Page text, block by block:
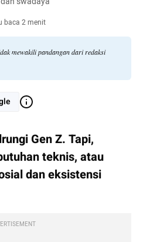
baca 2 menit
mewakili pandangan dari redaksi
Gen Z. Tapi,
teknis, atau
dan eksistensi